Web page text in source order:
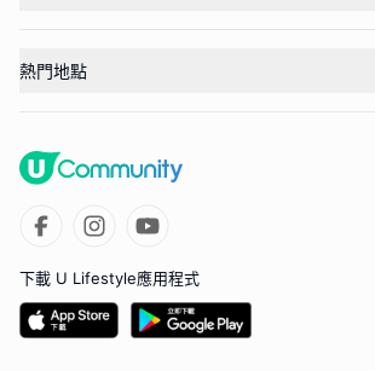
熱門地點
下載 U Lifestyle應用程式